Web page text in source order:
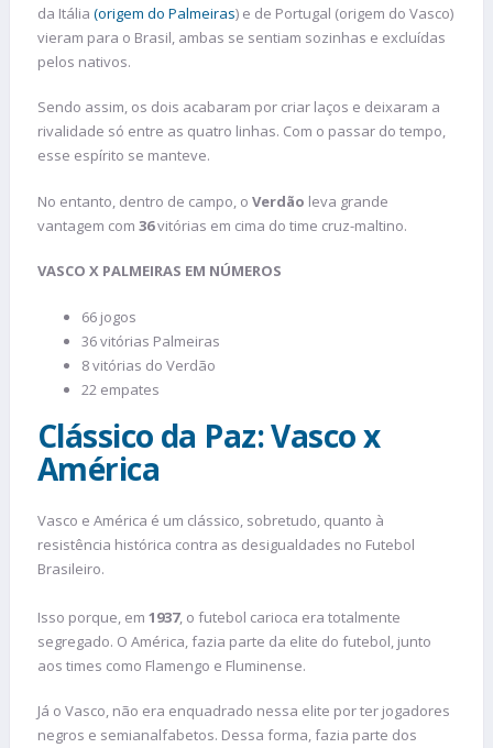
da Itália (origem do Palmeiras) e de Portugal (origem do Vasco)
vieram para o Brasil, ambas se sentiam sozinhas e excluídas
pelos nativos.
Sendo assim, os dois acabaram por criar laços e deixaram a
rivalidade só entre as quatro linhas. Com o passar do tempo,
esse espírito se manteve.
No entanto, dentro de campo, o Verdão leva grande
vantagem com 36vitórias em cima do time cruz-maltino.
VASCO X PALMEIRAS EM NÚMEROS
66 jogos
36 vitórias Palmeiras
8 vitórias do Verdão
22 empates
Clássico da Paz: Vasco x
América
Vasco e América é um clássico, sobretudo, quanto à
resistência histórica contra as desigualdades no Futebol
Brasileiro.
Isso porque, em 1937, o futebol carioca era totalmente
segregado. O América, fazia parte da elite do futebol, junto
aos times como Flamengo e Fluminense.
Já o Vasco, não era enquadrado nessa elite por ter jogadores
negros e semianalfabetos. Dessa forma, fazia parte dos